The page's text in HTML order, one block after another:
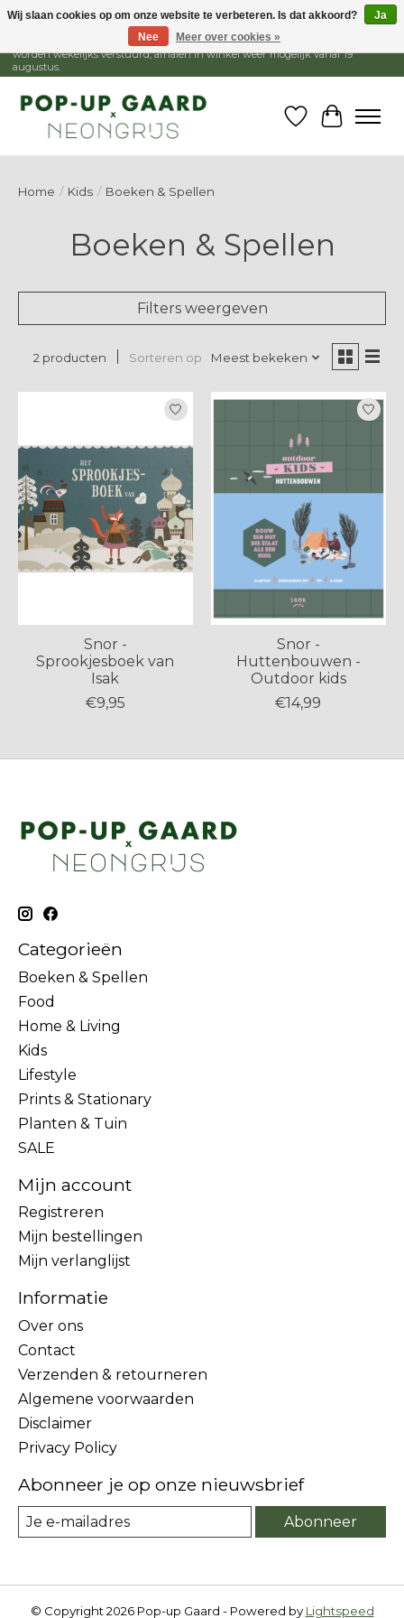
1 - 15 augustus is de winkel gesloten, webshop blijft open. Bestellingen
worden wekelijks verstuurd, afhalen in winkel weer mogelijk vanaf 19
augustus.
Verlanglijst
Home / Kids / Boeken & Spellen
Boeken & Spellen
Filters weergeven
2 producten Sorteren op Meest bekeken
Snor -
Sprookjesboek van
Isak
€9,95
Snor -
Huttenbouwen -
Outdoor kids
€14,99
Categorieën
Boeken & Spellen
Food
Home & Living
Kids
Lifestyle
Prints & Stationary
Planten & Tuin
SALE
Mijn account
Registreren
Mijn bestellingen
Mijn verlanglijst
Informatie
Over ons
Contact
Verzenden & retourneren
Algemene voorwaarden
Disclaimer
Privacy Policy
Abonneer je op onze nieuwsbrief
Abonneer
© Copyright 2026 Pop-up Gaard - Powered by Lightspeed
Wij slaan cookies op om onze website te verbeteren. Is dat akkoord?
Ja
Nee
Meer over cookies »